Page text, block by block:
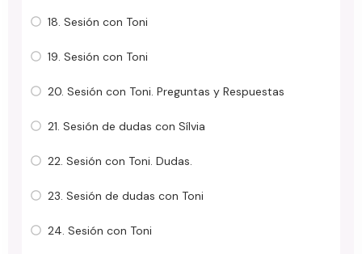
18. Sesión con Toni
19. Sesión con Toni
20. Sesión con Toni. Preguntas y Respuestas
21. Sesión de dudas con Sílvia
22. Sesión con Toni. Dudas.
23. Sesión de dudas con Toni
24. Sesión con Toni